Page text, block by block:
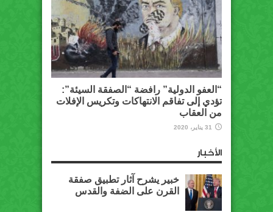
“العفو الدولية” رافضة “الصفقة السيئة”:
تؤدي إلى تفاقم الانتهاكات وتكريس الإفلات
من العقاب
31 يناير، 2020
الأخبار
خبير يشرح آثار تطبيق صفقة
القرن على الضفة والقدس